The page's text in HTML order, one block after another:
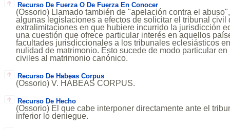
Recurso De Fuerza O De Fuerza En Conocer
(Ossorio) Llamado también de "apelación contra el
algunas legislaciones a efectos de solicitar el tribunal civil
extralimitaciones en que hubiere incurrido la jurisdicción
una cuestión que ofrece particular interés en aquellos
facultades jurisdiccionales a los tribunales eclesiásticos
nulidad de matrimonio. Esto sucede de modo particular
civiles al matrimonio canónico.
Recurso De Habeas Corpus
(Ossorio) V. HÁBEAS CORPUS.
Recurso De Hecho
(Ossorio) El que cabe interponer directamente ante el
inferior lo deniegue.